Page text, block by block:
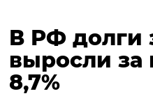
В РФ долги
выросли за
8,7%